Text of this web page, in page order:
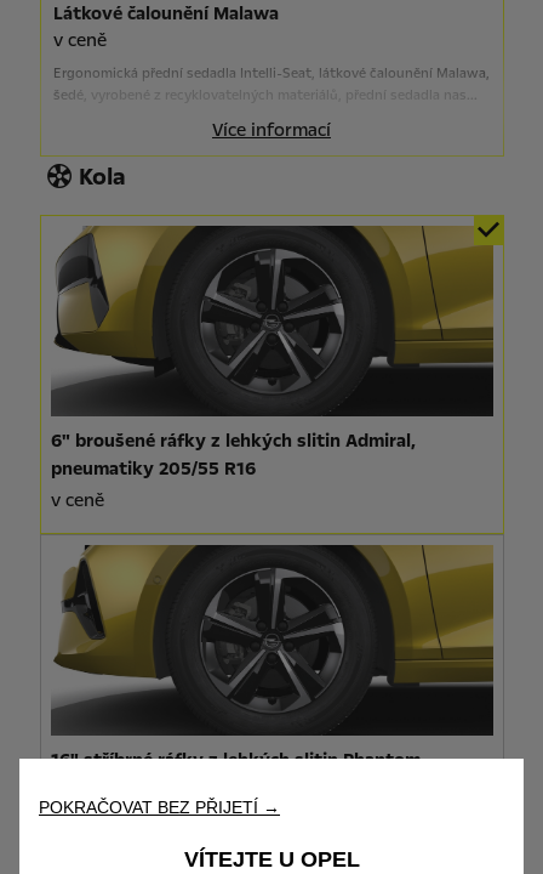
Látkové čalounění Malawa
v ceně
Ergonomická přední sedadla Intelli-Seat, látkové čalounění Malawa,
šedé, vyrobené z recyklovatelných materiálů, přední sedadla nas...
Více informací
Kola
6" broušené ráfky z lehkých slitin Admiral,
pneumatiky 205/55 R16
v ceně
16" stříbrné ráfky z lehkých slitin Phantom,
6 000 Kč s DPH
POKRAČOVAT BEZ PŘIJETÍ →
VÍTEJTE U OPEL